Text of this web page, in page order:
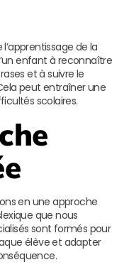
de la
enfant à reconnaître
et à suivre le
peut entraîner une
scolaires.
en une approche
que nous
sont formés pour
élève et adapter